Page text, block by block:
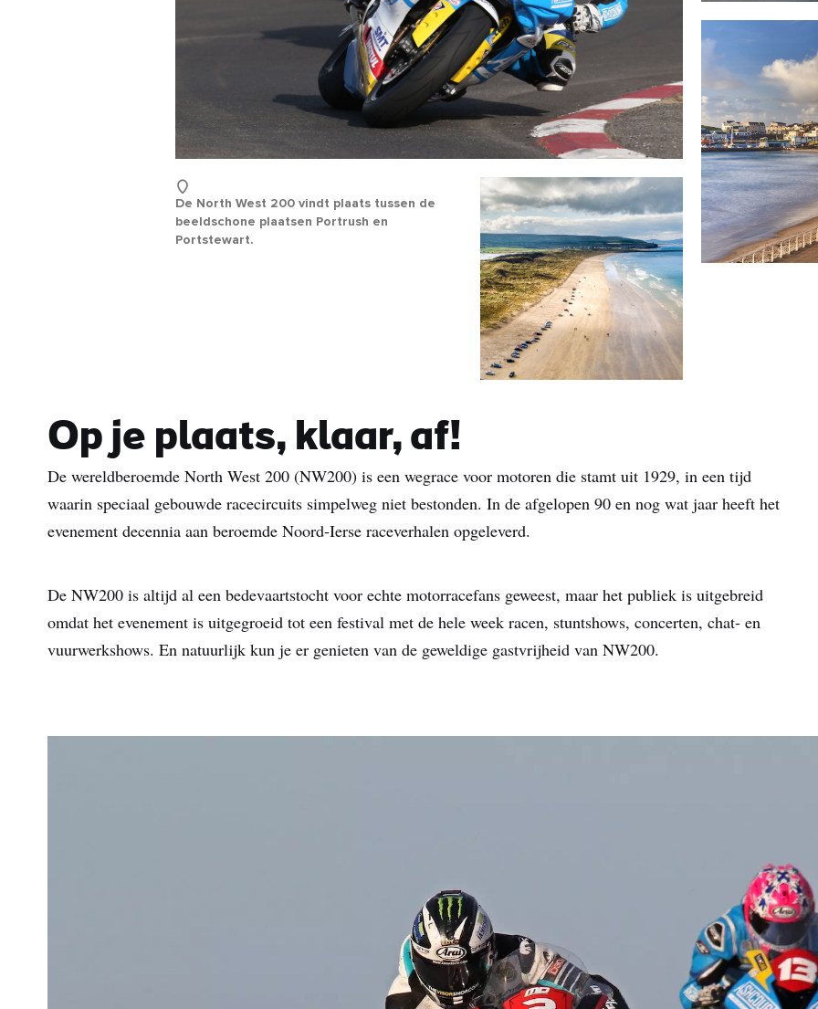
Voornaam
Ik begrijp dat ik door me aan te melden gepersonaliseerde e-
advertenties van Tourism Ireland op andere websites, cookies en
trackingpixels. Je kunt je op elk moment uitschrijven door op
persoonlijke gegevens gebruiken' in ons
privacybeleid
Aanmelden
De North West 200 vindt plaats tussen de
beeldschone plaatsen Portrush en
Portstewart.
Op je plaats, klaar, af!
De wereldberoemde North West 200 (NW200) is een wegrace voor motoren die stamt uit 1929, in een tijd
waarin speciaal gebouwde racecircuits simpelweg niet bestonden. In de afgelopen 90 en nog wat jaar heeft het
evenement decennia aan beroemde Noord-Ierse raceverhalen opgeleverd.
De NW200 is altijd al een bedevaartstocht voor echte motorracefans geweest, maar het publiek is uitgebreid
omdat het evenement is uitgegroeid tot een festival met de hele week racen, stuntshows, concerten, chat- en
vuurwerkshows. En natuurlijk kun je er genieten van de geweldige gastvrijheid van NW200.